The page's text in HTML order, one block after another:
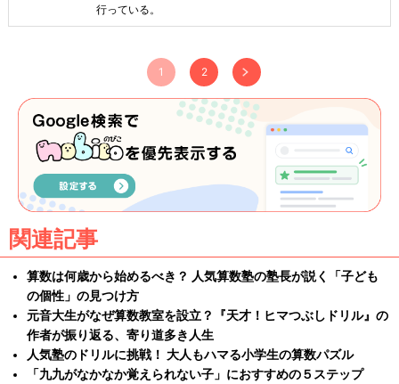
行っている。
1 2
関連記事
算数は何歳から始めるべき？ 人気算数塾の塾長が説く「子ども
の個性」の見つけ方
元音大生がなぜ算数教室を設立？『天才！ヒマつぶしドリル』の
作者が振り返る、寄り道多き人生
人気塾のドリルに挑戦！ 大人もハマる小学生の算数パズル
「九九がなかなか覚えられない子」におすすめの５ステップ